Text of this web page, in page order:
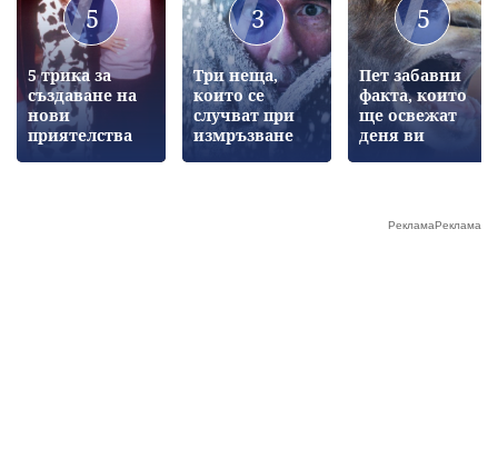
5
5 трика за
създаване на
нови
приятелства
3
Три неща,
които се
случват при
измръзване
5
Пет забавни
факта, които
ще освежат
деня ви